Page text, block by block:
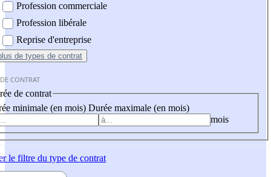
Profession commerciale
Profession libérale
Reprise d'entreprise
de types de contrat
CONTRAT
de contrat
minimale (en mois) Durée maximale (en mois)
mois
le filtre du type de contrat